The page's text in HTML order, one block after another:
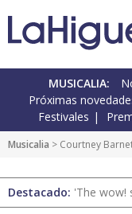
MUSICALIA:
Próximas
Festivales
Musicalia > Courtney
Destacado: 'The wow!